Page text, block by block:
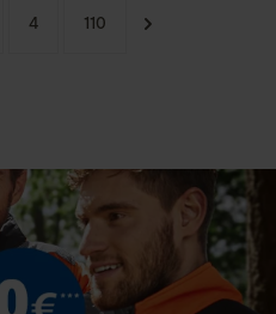
4 110